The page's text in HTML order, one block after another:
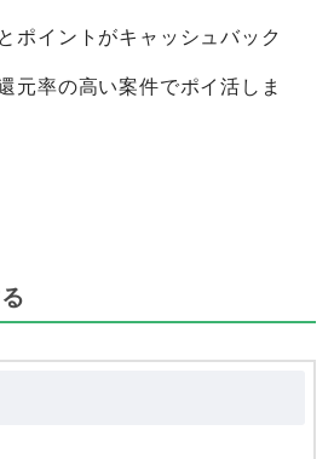
ポイントがキャッシュバック
元率の高い案件でポイ活しま